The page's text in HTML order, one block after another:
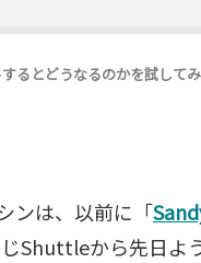
るとどうなるのかを試して
ンは、以前に「
Shuttleから先日よ